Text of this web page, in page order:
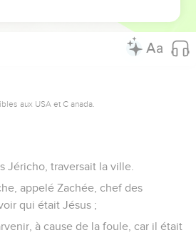
aux USA et C anada.
Jéricho, traversait la ville.
appelé Zachée, chef des
qui était Jésus ;
à cause de la foule, car il était